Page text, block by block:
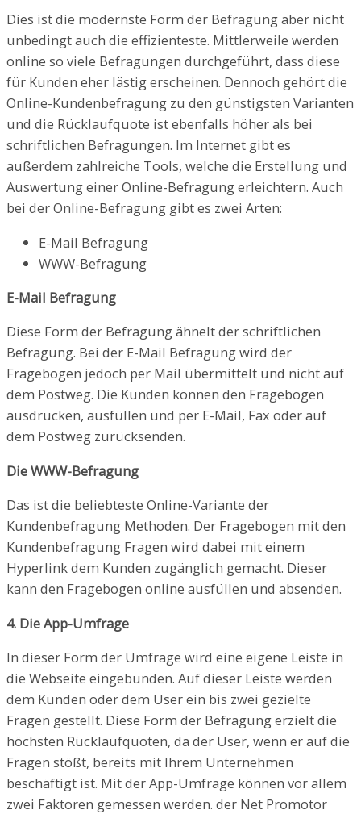
Dies ist die modernste Form der Befragung aber nicht
unbedingt auch die effizienteste. Mittlerweile werden
online so viele Befragungen durchgeführt, dass diese
für Kunden eher lästig erscheinen. Dennoch gehört die
Online-Kundenbefragung zu den günstigsten Varianten
und die Rücklaufquote ist ebenfalls höher als bei
schriftlichen Befragungen. Im Internet gibt es
außerdem zahlreiche Tools, welche die Erstellung und
Auswertung einer Online-Befragung erleichtern. Auch
bei der Online-Befragung gibt es zwei Arten:
E-Mail Befragung
WWW-Befragung
E-Mail Befragung
Diese Form der Befragung ähnelt der schriftlichen
Befragung. Bei der E-Mail Befragung wird der
Fragebogen jedoch per Mail übermittelt und nicht auf
dem Postweg. Die Kunden können den Fragebogen
ausdrucken, ausfüllen und per E-Mail, Fax oder auf
dem Postweg zurücksenden.
Die WWW-Befragung
Das ist die beliebteste Online-Variante der
Kundenbefragung Methoden. Der Fragebogen mit den
Kundenbefragung Fragen wird dabei mit einem
Hyperlink dem Kunden zugänglich gemacht. Dieser
kann den Fragebogen online ausfüllen und absenden.
4. Die App-Umfrage
In dieser Form der Umfrage wird eine eigene Leiste in
die Webseite eingebunden. Auf dieser Leiste werden
dem Kunden oder dem User ein bis zwei gezielte
Fragen gestellt. Diese Form der Befragung erzielt die
höchsten Rücklaufquoten, da der User, wenn er auf die
Fragen stößt, bereits mit Ihrem Unternehmen
beschäftigt ist. Mit der App-Umfrage können vor allem
zwei Faktoren gemessen werden. der Net Promotor